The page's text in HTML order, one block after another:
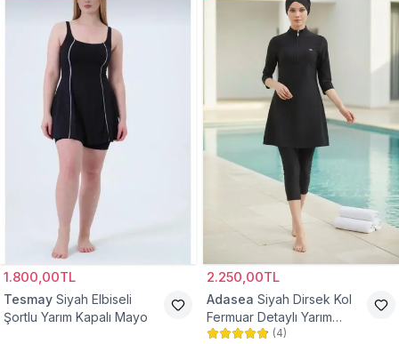
1.800,00TL
Tesmay Siyah Elbiseli
Şortlu Yarım Kapalı Mayo
2.250,00TL
Adasea Siyah Dirsek Kol
Fermuar Detaylı Yarım
Kapalı Mayo
(4)